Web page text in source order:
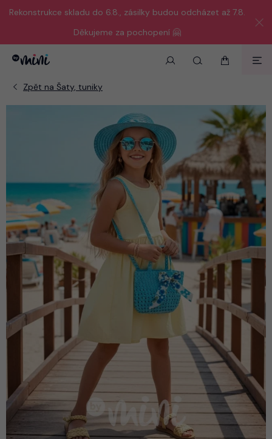
Rekonstrukce skladu do 6.8., zásilky budou odcházet až 7.8.
Děkujeme za pochopení 🤗